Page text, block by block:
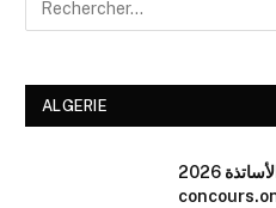
ALGERIE
نتائج مسابقة توظيف الأساتذة 2026